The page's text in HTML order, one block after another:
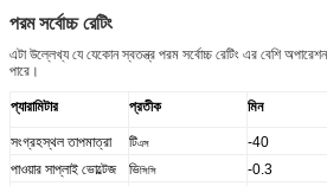
পরম সর্বোচ্চ রেটিং
এটা উল্লেখ্য যে যেকোন স্বতন্ত্র পরম সর্বোচ্চ রেটিং এর বেশি
পারে।
প্যারামিটার প্রতীক মিন
সংগ্রহস্থল তাপমাত্রা টিএস -40
পাওয়ার সাপ্লাই ভোল্টেজ
ভিসিসি -0.3